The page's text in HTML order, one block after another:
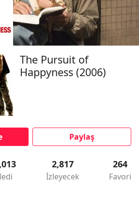
The Pursuit of
Happyness (2006)
Paylaş
2,817
İzleyecek
264
Favori